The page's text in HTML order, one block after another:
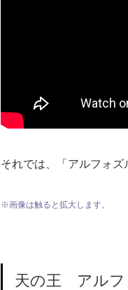
それでは、「アルフォズ
※画像は触ると拡大します。
天の王 アルフ